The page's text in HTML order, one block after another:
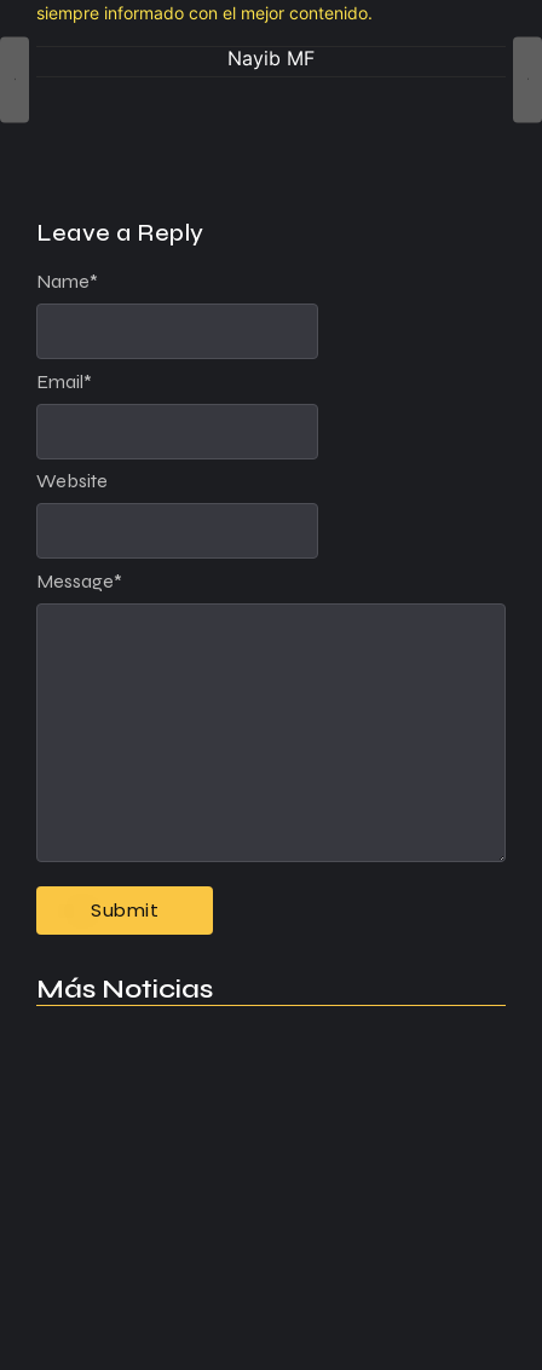
siempre informado con el mejor contenido.
Nayib MF
Leave a Reply
Message*
Name*
Email*
Website
Más Noticias